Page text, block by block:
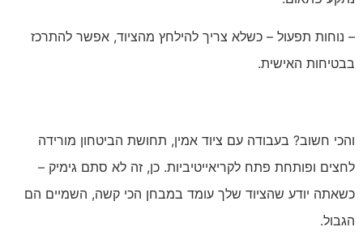
– נוחות תפעול – כשלא צריך להילחץ מהציוד, אפשר להתרכז
בבטיחות האישית.
והכי חשוב? בעבודה עם ציוד אמין, תחושת הביטחון מורידה
לחצים ופותחת פתח לקריאייטיביות. כן, זה לא סתם גימיק –
כשאתה יודע שהציוד שלך עומד במבחן הכי קשה, השמיים הם
הגבול.